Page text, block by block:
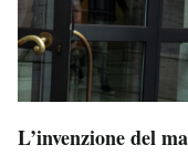
L’invenzione del